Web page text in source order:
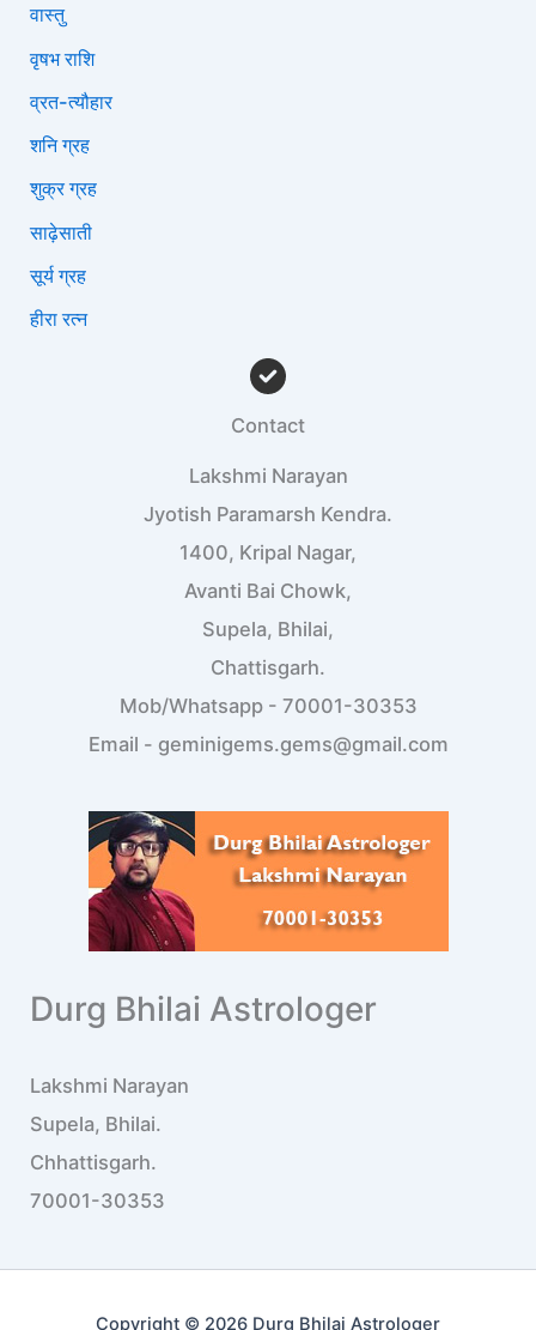
वास्तु
वृषभ राशि
व्रत-त्यौहार
शनि ग्रह
शुक्र ग्रह
साढ़ेसाती
सूर्य ग्रह
हीरा रत्न
Contact
Lakshmi Narayan
Jyotish Paramarsh Kendra.
1400, Kripal Nagar,
Avanti Bai Chowk,
Supela, Bhilai,
Chattisgarh.
Mob/Whatsapp - 70001-30353
Email - geminigems.gems@gmail.com
Durg Bhilai Astrologer
Lakshmi Narayan
Supela, Bhilai.
Chhattisgarh.
70001-30353
Copyright © 2026 Durg Bhilai Astrologer